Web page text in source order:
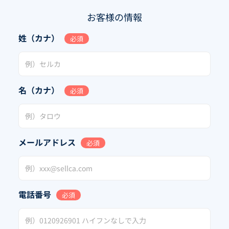
お客様の情報
姓（カナ） 必須
名（カナ） 必須
メールアドレス 必須
電話番号 必須